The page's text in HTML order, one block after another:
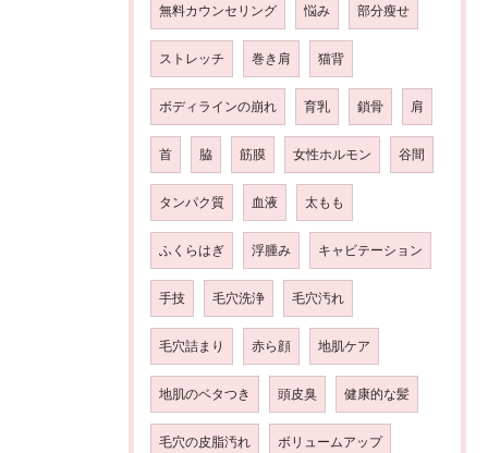
無料カウンセリング 悩み 部分瘦せ
ストレッチ 巻き肩 猫背
ボディラインの崩れ 育乳 鎖骨 肩
首 脇 筋膜 女性ホルモン 谷間
タンパク質 血液 太もも
ふくらはぎ 浮腫み キャビテーション
手技 毛穴洗浄 毛穴汚れ
毛穴詰まり 赤ら顔 地肌ケア
地肌のベタつき 頭皮臭 健康的な髪
毛穴の皮脂汚れ ボリュームアップ